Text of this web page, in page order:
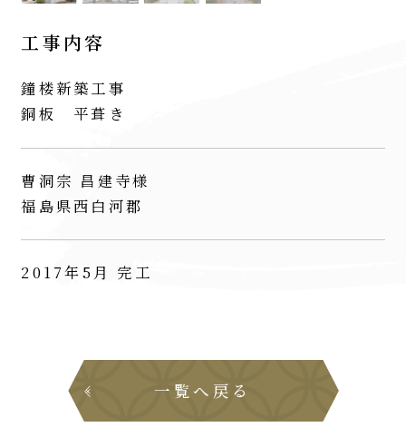
工事内容
鐘楼新築工事
銅板 平葺き
曹洞宗 昌建寺様
福島県西白河郡
2017年5月 完工
一覧へ戻る